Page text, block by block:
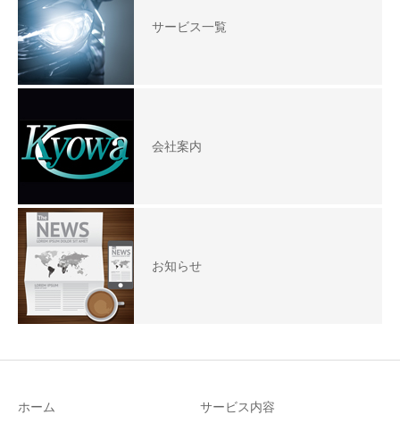
サービス一覧
会社案内
お知らせ
ホーム サービス内容